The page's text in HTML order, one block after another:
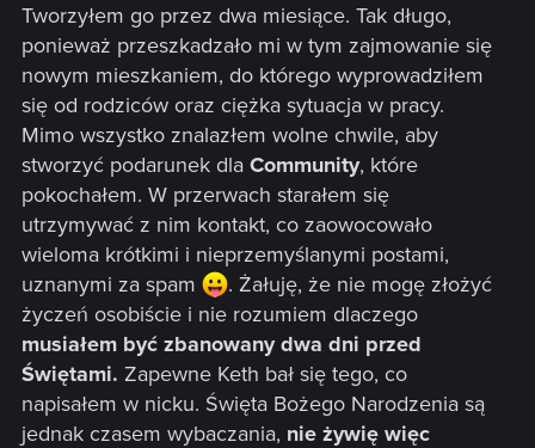
Tworzyłem go przez dwa miesiące. Tak długo,
ponieważ przeszkadzało mi w tym zajmowanie się
nowym mieszkaniem, do którego wyprowadziłem
się od rodziców oraz ciężka sytuacja w pracy.
Mimo wszystko znalazłem wolne chwile, aby
stworzyć podarunek dla Community, które
pokochałem. W przerwach starałem się
utrzymywać z nim kontakt, co zaowocowało
wieloma krótkimi i nieprzemyślanymi postami,
uznanymi za spam
. Żałuję, że nie mogę złożyć
życzeń osobiście i nie rozumiem dlaczego
musiałem być zbanowany dwa dni przed
Świętami. Zapewne Keth bał się tego, co
napisałem w nicku. Święta Bożego Narodzenia są
jednak czasem wybaczania, nie żywię więc